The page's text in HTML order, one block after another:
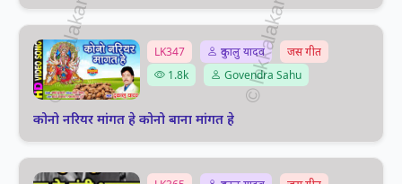
LK347 दुकालु यादव
जस गीत
1.8k
Govendra Sahu
कोनो नरियर मांगत हे कोनो बाना मांगत हे